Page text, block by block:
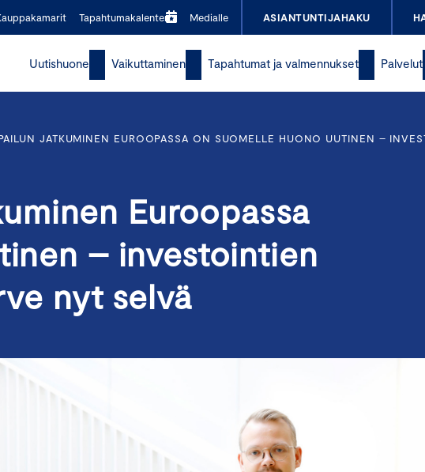
Tapahtumakalenteri Medialle ASIANTUNTIJAHAKU
Uutishuone Vaikuttaminen Tapahtumat ja valmennukset Palvelut
JATKUMINEN EUROOPASSA ON SUOMELLE HUONO UUTINEN –
Euroopassa
– investointien
nyt selvä